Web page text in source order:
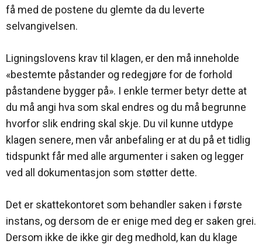
få med de postene du glemte da du leverte
selvangivelsen.
Ligningslovens krav til klagen, er den må inneholde
«bestemte påstander og redegjøre for de forhold
påstandene bygger på». I enkle termer betyr dette at
du må angi hva som skal endres og du må begrunne
hvorfor slik endring skal skje. Du vil kunne utdype
klagen senere, men vår anbefaling er at du på et tidlig
tidspunkt får med alle argumenter i saken og legger
ved all dokumentasjon som støtter dette.
Det er skattekontoret som behandler saken i første
instans, og dersom de er enige med deg er saken grei.
Dersom ikke de ikke gir deg medhold, kan du klage